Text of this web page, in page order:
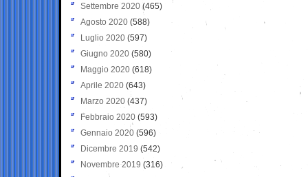
Settembre 2020(465)
Agosto 2020 (588)
Luglio 2020 (597)
Giugno 2020 (580)
Maggio 2020 (618)
Aprile 2020 (643)
Marzo 2020 (437)
Febbraio 2020 (593)
Gennaio 2020 (596)
Dicembre 2019 (542)
Novembre 2019 (316)